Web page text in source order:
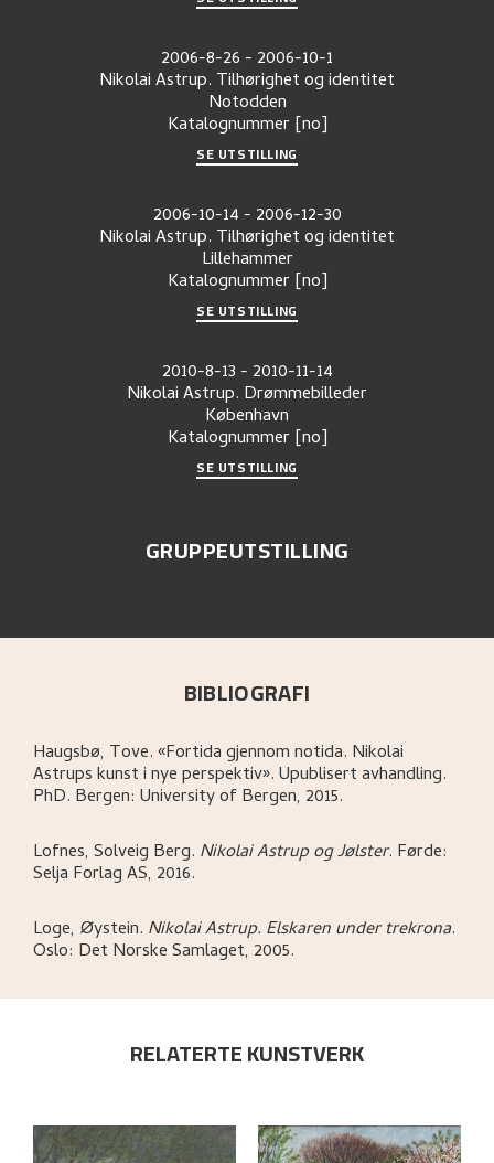
2006-8-26- 2006-10-1
Nikolai Astrup. Tilhørighet og identitet
Notodden
Katalognummer [no]
SE UTSTILLING
2006-10-14- 2006-12-30
Nikolai Astrup. Tilhørighet og identitet
Lillehammer
Katalognummer [no]
SE UTSTILLING
2010-8-13- 2010-11-14
Nikolai Astrup. Drømmebilleder
København
Katalognummer [no]
SE UTSTILLING
GRUPPEUTSTILLING
BIBLIOGRAFI
Haugsbø, Tove.«Fortida gjennom notida. Nikolai
Astrups kunst i nye perspektiv».Upublisert avhandling.
PhD. Bergen: University of Bergen, 2015.
Lofnes, Solveig Berg. Nikolai Astrup og Jølster. Førde:
Selja Forlag AS, 2016.
Loge, Øystein. Nikolai Astrup. Elskaren under trekrona.
Oslo: Det Norske Samlaget, 2005.
RELATERTE KUNSTVERK